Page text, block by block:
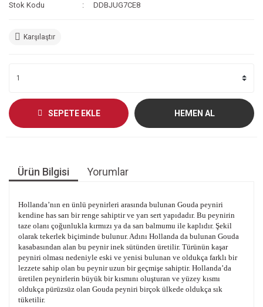
Stok Kodu DDBJUG7CE8
Karşılaştır
SEPETE EKLE HEMEN AL
Ürün Bilgisi Yorumlar
Hollanda’nın en ünlü peynirleri arasında bulunan Gouda peyniri
kendine has sarı bir renge sahiptir ve yarı sert yapıdadır. Bu peynirin
taze olanı çoğunlukla kırmızı ya da sarı balmumu ile kaplıdır. Şekil
olarak tekerlek biçiminde bulunur. Adını Hollanda da bulunan Gouda
kasabasından alan bu peynir inek sütünden üretilir. Türünün kaşar
peyniri olması nedeniyle eski ve yenisi bulunan ve oldukça farklı bir
lezzete sahip olan bu peynir uzun bir geçmişe sahiptir. Hollanda’da
üretilen peynirlerin büyük bir kısmını oluşturan ve yüzey kısmı
oldukça pürüzsüz olan Gouda peyniri birçok ülkede oldukça sık
tüketilir.